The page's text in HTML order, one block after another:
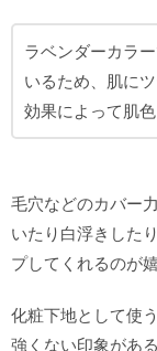
ラベンダーカラ
いるため、肌に
効果によって肌
毛穴などのカバー
いたり白浮きした
プしてくれるのが
化粧下地として使
強くない印象があ